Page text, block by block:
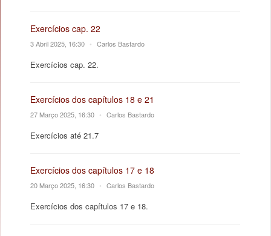
Exercícios cap. 22
3 Abril 2025, 16:30 • Carlos Bastardo
Exercícios cap. 22.
Exercícios dos capítulos 18 e 21
27 Março 2025, 16:30 • Carlos Bastardo
Exercícios até 21.7
Exercícios dos capítulos 17 e 18
20 Março 2025, 16:30 • Carlos Bastardo
Exercícios dos capítulos 17 e 18.